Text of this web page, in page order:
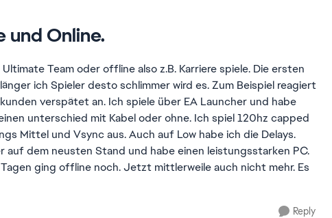
und Online.
Team oder offline also z.B. Karriere spiele. Die ersten
ich Spieler desto schlimmer wird es. Zum Beispiel reagiert
verspätet an. Ich spiele über EA Launcher und habe
unterschied mit Kabel oder ohne. Ich spiel 120hz capped
Mittel und Vsync aus. Auch auf Low habe ich die Delays.
dem neusten Stand und habe einen leistungsstarken PC.
ging offline noch. Jetzt mittlerweile auch nicht mehr. Es
Reply